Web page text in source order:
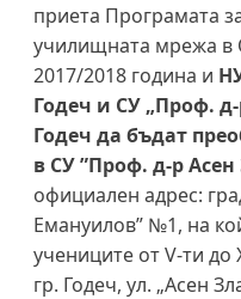
приета Програмата
училищната мрежа в
2017/2018 година и
Годеч и СУ „Проф. д-
Годеч да бъдат
в СУ ”Проф. д-р Асен
официален адрес:
Емануилов” №1, на
учениците от V-ти до
гр. Годеч, ул. „Асен